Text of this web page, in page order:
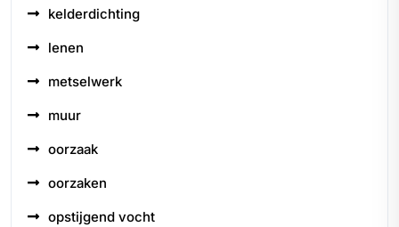
kelderdichting
lenen
metselwerk
muur
oorzaak
oorzaken
opstijgend vocht